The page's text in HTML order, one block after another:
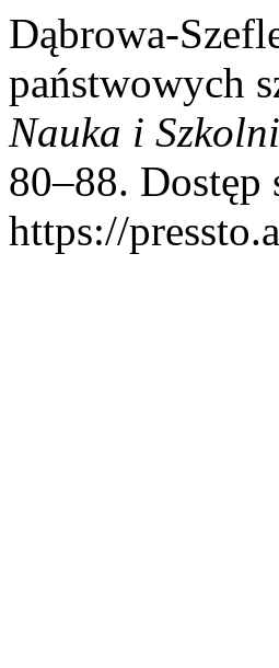
Dąbrowa-
państwowych
Nauka i
80–88. Dostęp
https://